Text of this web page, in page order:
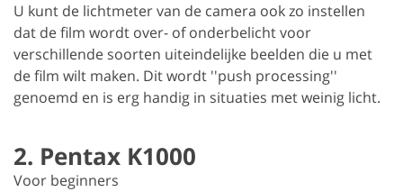
U kunt de lichtmeter van de camera ook zo instellen
dat de film wordt over- of onderbelicht voor
verschillende soorten uiteindelijke beelden die u met
de film wilt maken. Dit wordt ''push processing''
genoemd en is erg handig in situaties met weinig licht.
2. Pentax K1000
Voor beginners